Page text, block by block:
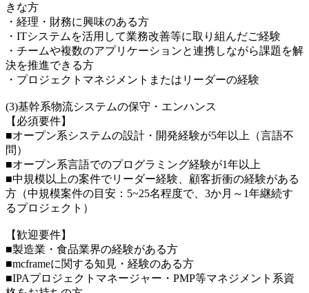
きな方
・経理・財務に興味のある方
・ITシステムを活用して業務改善等に取り組んだご経験
・チームや複数のアプリケーションと連携しながら課題を解
決を推進できる方
・プロジェクトマネジメントまたはリーダーの経験
(3)基幹系物流システムの保守・エンハンス
【必須要件】
■オープン系システムの設計・開発経験が5年以上（言語不
問）
■オープン系言語でのプログラミング経験が1年以上
■中規模以上の案件でリーダー経験、顧客折衝の経験がある
方（中規模案件の目安：5~25名程度で、3か月～1年継続す
るプロジェクト）
【歓迎要件】
■製造業・食品業界の経験がある方
■mcframeに関する知見・経験のある方
■IPAプロジェクトマネージャー・PMP等マネジメント系資